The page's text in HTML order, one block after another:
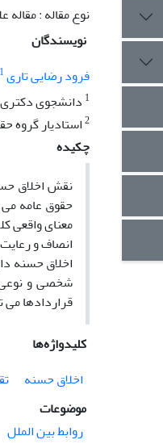
نوع مقاله :
نویسندگان
فرود رضایی تاری1
1 دانشجوی دکتری
2استادیار گروه
چکیده
نقش اخلاق
حقوق عامه
معنای واقعی
انصاف و
اخلاق حسنه
شخصی و
قراردادها می
کلیدواژه‌ها
اخلاق حسنه
موضوعات
روابط بین الملل